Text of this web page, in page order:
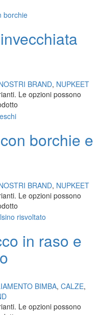
BRAND, NUPKEET
Le opzioni possono
borchie e
BRAND, NUPKEET
Le opzioni possono
in raso e
BIMBA, CALZE,
Le opzioni possono